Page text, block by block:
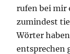
rufen bei mir
zumindest
Wörter
entsprechen